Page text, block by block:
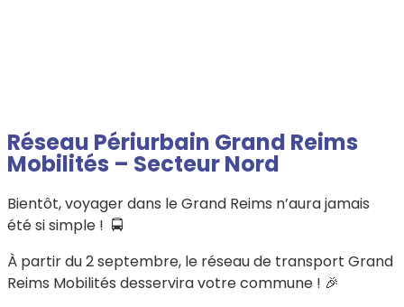
Réseau Périurbain Grand Reims
Mobilités – Secteur Nord
Bientôt, voyager dans le Grand Reims n’aura jamais
été si simple ! 🚍
À partir du 2 septembre, le réseau de transport Grand
Reims Mobilités desservira votre commune ! 🎉